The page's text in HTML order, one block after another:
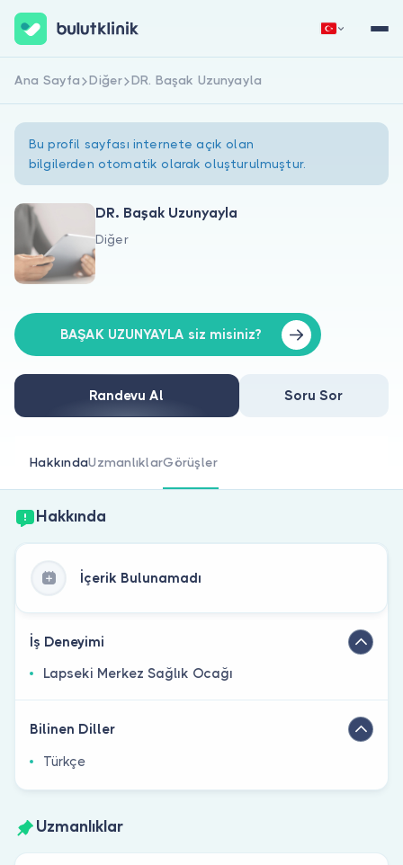
Hakkımızda
Doktorlar için
Doktor musunuz?
Hemen Kaydol
Ana Sayfa Diğer DR. Başak Uzunyayla
Bu profil sayfası internete açık olan
bilgilerden otomatik olarak oluşturulmuştur.
DR. Başak Uzunyayla
Diğer
BAŞAK UZUNYAYLA siz misiniz?
Randevu Al Soru Sor
HakkındaUzmanlıklarGörüşler
Hakkında
İçerik Bulunamadı
İş Deneyimi
Lapseki Merkez Sağlık Ocağı
Bilinen Diller
Türkçe
Uzmanlıklar